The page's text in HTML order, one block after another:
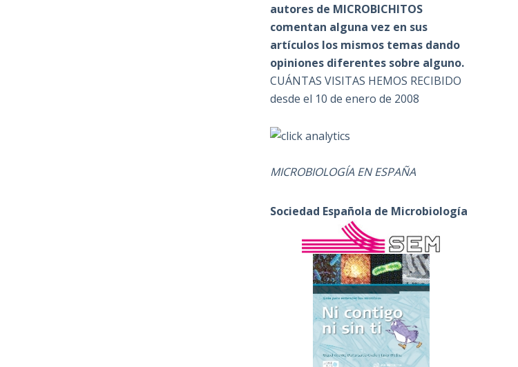
autores de MICROBICHITOS
comentan alguna vez en sus
artículos los mismos temas dando
opiniones diferentes sobre alguno.
CUÁNTAS VISITAS HEMOS RECIBIDO
desde el 10 de enero de 2008
MICROBIOLOGÍA EN ESPAÑA
Sociedad Española de Microbiología